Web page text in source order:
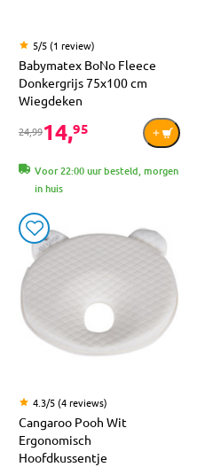
5/5 (1 review)
Babymatex BoNo Fleece
Donkergrijs 75x100 cm
Wiegdeken
24,9914,95
Voor 22:00 uur besteld, morgen
in huis
4.3/5 (4 reviews)
Cangaroo Pooh Wit
Ergonomisch
Hoofdkussentje